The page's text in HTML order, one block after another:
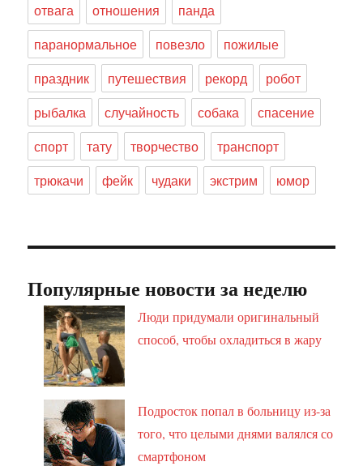
отвага
отношения
панда
паранормальное
повезло
пожилые
праздник
путешествия рекорд
робот
рыбалка
случайность собака
спасение
спорт
тату творчество
транспорт
трюкачи
фейк чудаки экстрим юмор
Популярные новости за неделю
Люди придумали оригинальный
способ, чтобы охладиться в жару
Подросток попал в больницу из-за
того, что целыми днями валялся со
смартфоном